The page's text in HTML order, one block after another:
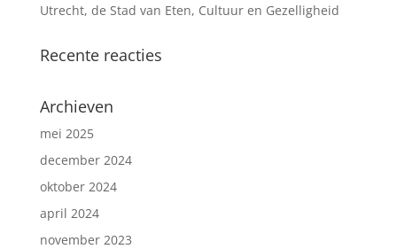
Utrecht, de Stad van Eten, Cultuur en Gezelligheid
Recente reacties
Archieven
mei 2025
december 2024
oktober 2024
april 2024
november 2023